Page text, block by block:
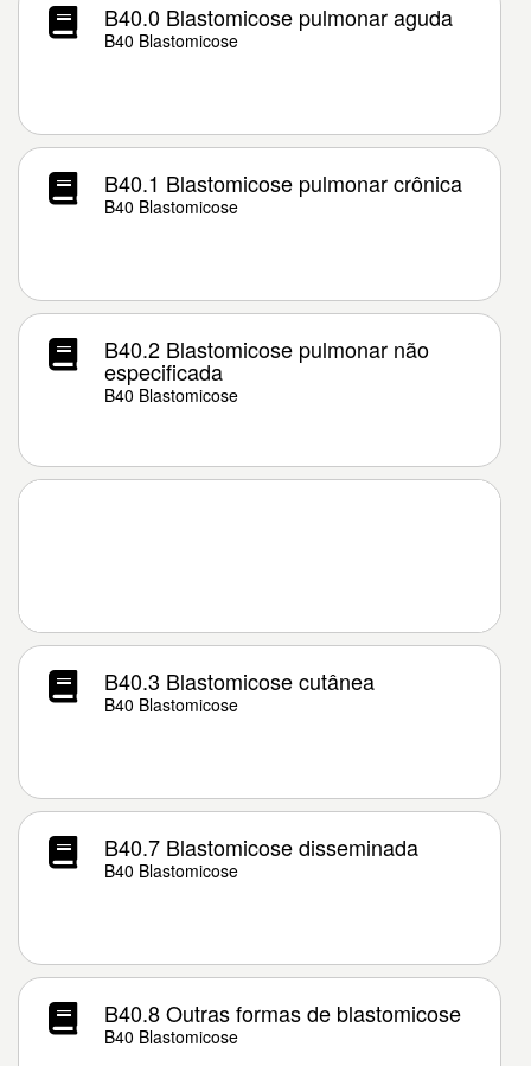
B40.0 Blastomicose pulmonar aguda
B40 Blastomicose
B40.1 Blastomicose pulmonar crônica
B40 Blastomicose
B40.2 Blastomicose pulmonar não
especificada
B40 Blastomicose
B40.3 Blastomicose cutânea
B40 Blastomicose
B40.7 Blastomicose disseminada
B40 Blastomicose
B40.8 Outras formas de blastomicose
B40 Blastomicose